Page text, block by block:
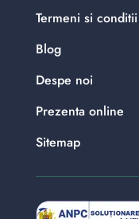
Termeni si conditii
Blog
Despe noi
Prezenta online
Sitemap